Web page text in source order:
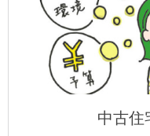
中古住